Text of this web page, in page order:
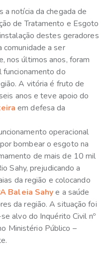
a notícia da chegada de
de Tratamento e Esgoto
destes geradores
comunidade a ser
nos últimos anos, foram
do
A vitória é fruto de
anos e teve apoio do
em defesa da
operacional
bombear o esgoto na
de mais de 10 mil
Sahy, prejudicando a
da região e colocando
Baleia Sahye a saúde
da região. A situação foi
alvo do Inquérito Civil nº
Ministério Público –